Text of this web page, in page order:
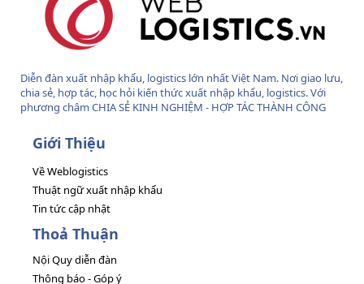
Diễn đàn xuất nhập khẩu, logistics lớn nhất Việt Nam. Nơi giao lưu,
chia sẻ, hợp tác, học hỏi kiến thức xuất nhập khẩu, logistics. Với
phương châm CHIA SẺ KINH NGHIỆM - HỢP TÁC THÀNH CÔNG
Giới Thiệu
Về Weblogistics
Thuật ngữ xuất nhập khẩu
Tin tức cập nhật
Thoả Thuận
Nội Quy diễn đàn
Thông báo - Góp ý